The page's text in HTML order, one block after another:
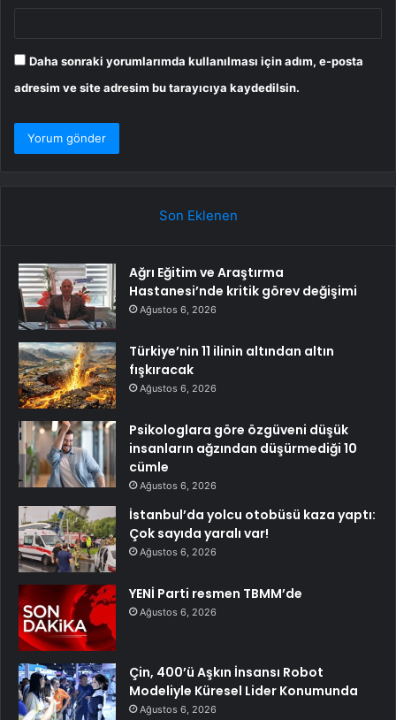
Daha sonraki yorumlarımda kullanılması için adım, e-posta
adresim ve site adresim bu tarayıcıya kaydedilsin.
Son Eklenen
Ağrı Eğitim ve Araştırma
Hastanesi’nde kritik görev değişimi
Ağustos 6, 2026
Türkiye’nin 11 ilinin altından altın
fışkıracak
Ağustos 6, 2026
Psikologlara göre özgüveni düşük
insanların ağzından düşürmediği 10
cümle
Ağustos 6, 2026
İstanbul’da yolcu otobüsü kaza yaptı:
Çok sayıda yaralı var!
Ağustos 6, 2026
YENİ Parti resmen TBMM’de
Ağustos 6, 2026
Çin, 400’ü Aşkın İnsansı Robot
Modeliyle Küresel Lider Konumunda
Ağustos 6, 2026